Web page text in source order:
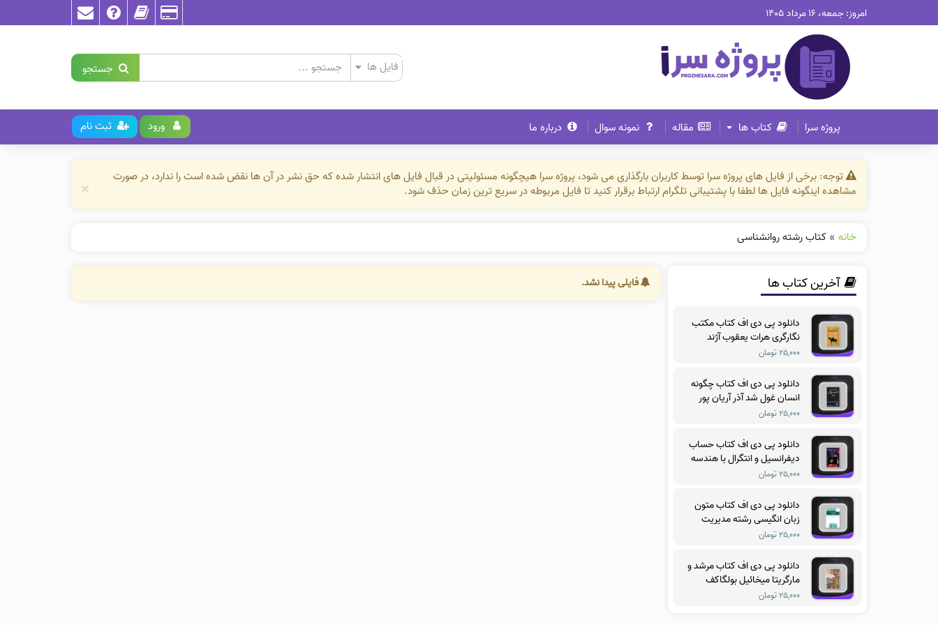
امروز: جمعه، ۱۶ مرداد ۱۴۰۵
جستجو
پروژه سرا کتاب ها مقاله نمونه سوال درباره ما ورود ثبت نام
توجه: برخی از فایل های پروژه سرا توسط کاربران بارگذاری می شود، پروژه سرا هیچگونه مسئولیتی در قبال فایل های انتشار شده که حق نشر در آن ها نقض شده است را ندارد، در صورت
مشاهده اینگونه فایل ها لطفا با پشتیبانی تلگرام ارتباط برقرار کنید تا فایل مربوطه در سریع ترین زمان حذف شود.
×
خانه » کتاب رشته روانشناسی
فایلی پیدا نشد. آخرین کتاب ها
دانلود پی دی اف کتاب مکتب
نگارگری هرات یعقوب آژند
۲۵,۰۰۰ تومان
دانلود پی دی اف کتاب چگونه
انسان غول شد آذر آریان پور
۲۵,۰۰۰ تومان
دانلود پی دی اف کتاب حساب
دیفرانسیل و انتگرال با هندسه
تحلیلی جلد سوم ریچارد
۲۵,۰۰۰ تومان
دانلود پی دی اف کتاب متون
زبان انگیسی رشته مدیریت
آموزشی فریدون یزدانی
۲۵,۰۰۰ تومان
دانلود پی دی اف کتاب مرشد و
مارگریتا میخائیل بولگاکف
۲۵,۰۰۰ تومان